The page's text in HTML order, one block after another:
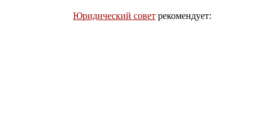
Юридический совет рекомендует: